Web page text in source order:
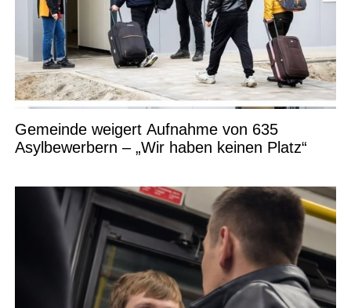
Gemeinde weigert Aufnahme von 635
Asylbewerbern – „Wir haben keinen Platz“